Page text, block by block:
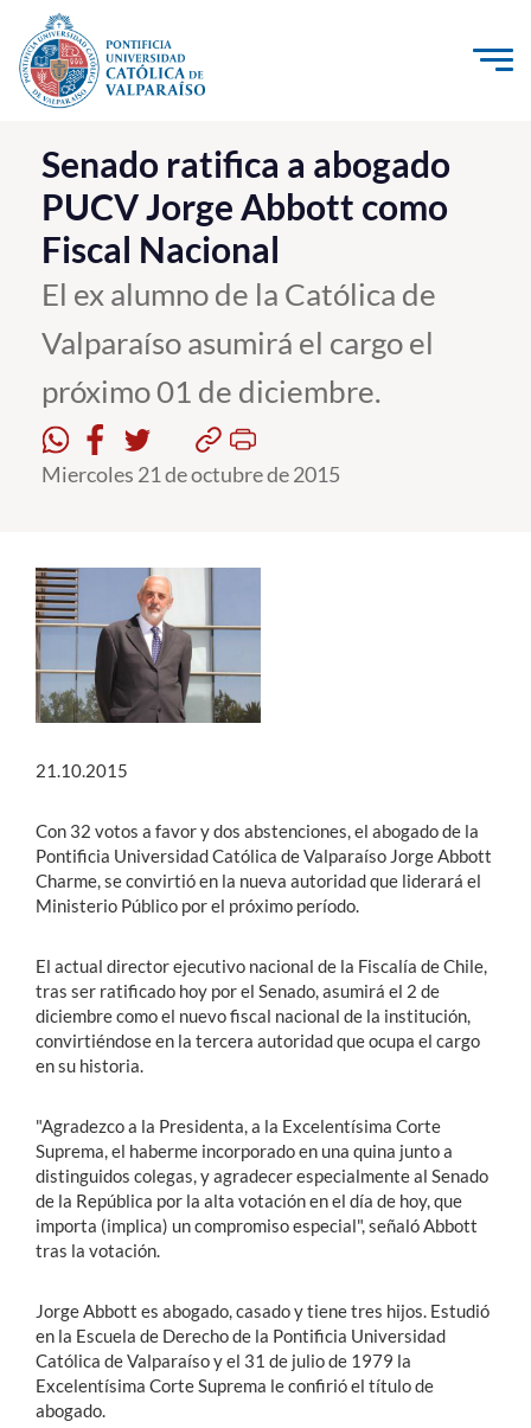
Click acá para ir directamente al contenido
La Universidad
Investigación, Creación e Innovación
PUCV Internacional
Vinculación con el Medio
Admisión
Pregrado
Postgrado
Estudiantes
Académicos
Funcionarios
Alumni
English
Senado ratifica a abogado
PUCV Jorge Abbott como
Fiscal Nacional
El ex alumno de la Católica de
Valparaíso asumirá el cargo el
próximo 01 de diciembre.
Miercoles 21 de octubre de 2015
21.10.2015
Con 32 votos a favor y dos abstenciones, el abogado de la
Pontificia Universidad Católica de Valparaíso Jorge Abbott
Charme, se convirtió en la nueva autoridad que liderará el
Ministerio Público por el próximo período.
El actual director ejecutivo nacional de la Fiscalía de Chile,
tras ser ratificado hoy por el Senado, asumirá el 2 de
diciembre como el nuevo fiscal nacional de la institución,
convirtiéndose en la tercera autoridad que ocupa el cargo
en su historia.
"Agradezco a la Presidenta, a la Excelentísima Corte
Suprema, el haberme incorporado en una quina junto a
distinguidos colegas, y agradecer especialmente al Senado
de la República por la alta votación en el día de hoy, que
importa (implica) un compromiso especial", señaló Abbott
tras la votación.
Jorge Abbott es abogado, casado y tiene tres hijos. Estudió
en la Escuela de Derecho de la Pontificia Universidad
Católica de Valparaíso y el 31 de julio de 1979 la
Excelentísima Corte Suprema le confirió el título de
abogado.